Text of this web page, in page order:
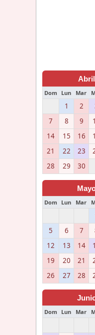
Dom Lun Mar
1 2
7
8 9
14
15 16
21
22 23
28
29 30
Dom Lun Mar
5
6 7
12
13 14
19
20 21
26
27 28
Dom Lun Mar